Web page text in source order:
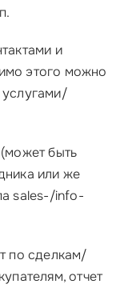
и
этого можно
услугами/
быть
или же
sales-/info-
по сделкам/
отчет